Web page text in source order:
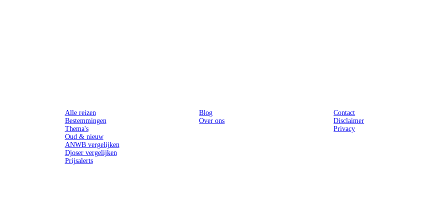
Alle reizen
Bestemmingen
Thema's
Oud & nieuw
ANWB vergelijken
Djoser vergelijken
Prijsalerts
Blog
Over ons
Contact
Disclaimer
Privacy